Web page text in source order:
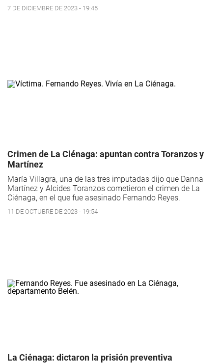
7 DE DICIEMBRE DE 2023 - 19:45
Crimen de La Ciénaga: apuntan contra Toranzos y
Martínez
María Villagra, una de las tres imputadas dijo que Danna
Martínez y Alcides Toranzos cometieron el crimen de La
Ciénaga, en el que fue asesinado Fernando Reyes.
11 DE OCTUBRE DE 2023 - 19:54
La Ciénaga: dictaron la prisión preventiva